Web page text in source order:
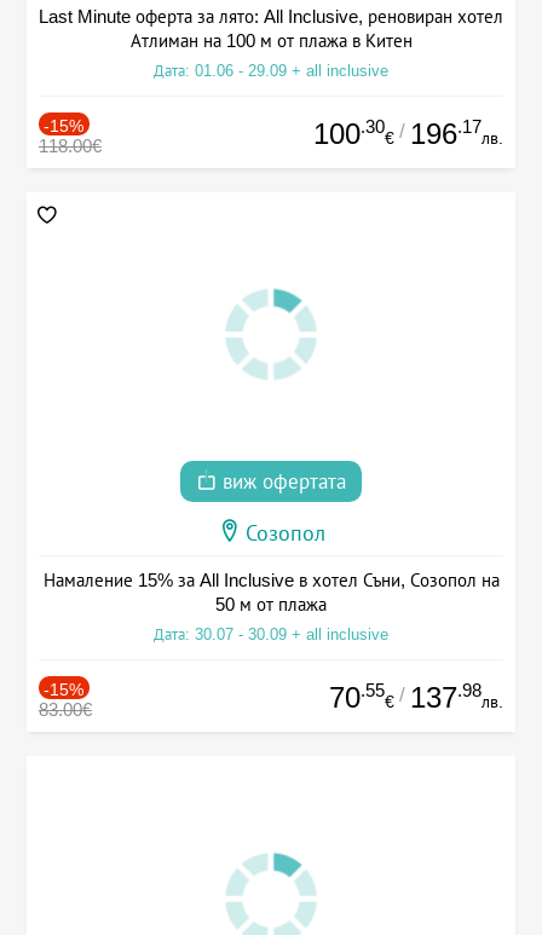
Last Minute оферта за лято: All Inclusive, реновиран хотел
Атлиман на 100 м от плажа в Китен
Дата: 01.06 - 29.09 + all inclusive
-15%
118.00€ 100.30
€ / 196.17
лв.
виж офертата
Созопол
Намаление 15% за All Inclusive в хотел Съни, Созопол на
50 м от плажа
Дата: 30.07 - 30.09 + all inclusive
-15%
83.00€ 70.55
€ / 137.98
лв.